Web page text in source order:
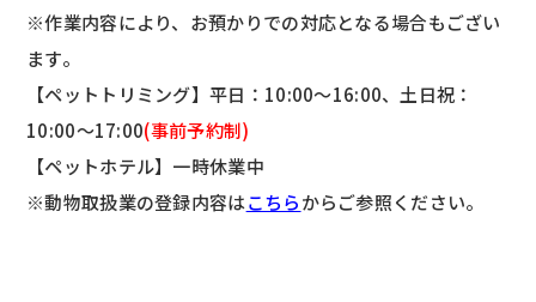
※作業内容により、お預かりでの対応となる場合もござい
ます。
【ペットトリミング】平日：10:00～16:00、土日祝：
10:00～17:00(事前予約制)
【ペットホテル】一時休業中
※動物取扱業の登録内容はこちらからご参照ください。